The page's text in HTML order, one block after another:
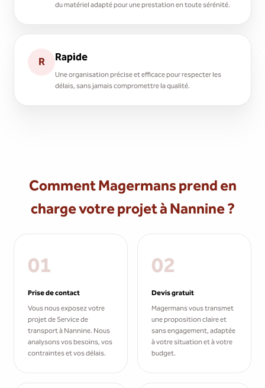
du matériel adapté pour une prestation en toute sérénité.
R Rapide
Une organisation précise et efficace pour respecter les
délais, sans jamais compromettre la qualité.
Comment Magermans prend en
charge votre projet à Nannine ?
01
Prise de contact
Vous nous exposez votre
projet de Service de
transport à Nannine. Nous
analysons vos besoins, vos
contraintes et vos délais.
02
Devis gratuit
Magermans vous transmet
une proposition claire et
sans engagement, adaptée
à votre situation et à votre
budget.